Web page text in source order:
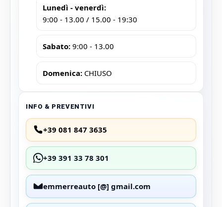
Lunedì - venerdì:
9:00 - 13.00 / 15.00 - 19:30
Sabato: 9:00 - 13.00
Domenica: CHIUSO
INFO & PREVENTIVI
+39 081 847 3635
+39 391 33 78 301
emmerreauto [@] gmail.com